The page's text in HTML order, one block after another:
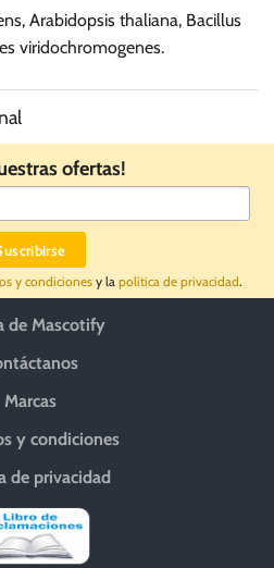
Arabidopsis thaliana, Bacillus
viridochromogenes.
ofertas!
y condiciones y la política de privacidad.
de Mascotify
Marcas
y condiciones
de privacidad